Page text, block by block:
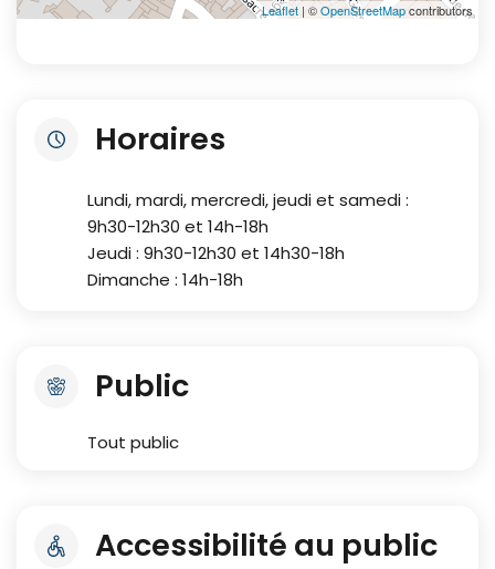
Leaflet | ©OpenStreetMapcontributors
Horaires
Lundi, mardi, mercredi, jeudi et samedi :
9h30-12h30 et 14h-18h
Jeudi : 9h30-12h30 et 14h30-18h
Dimanche : 14h-18h
Public
Tout public
Accessibilité au public